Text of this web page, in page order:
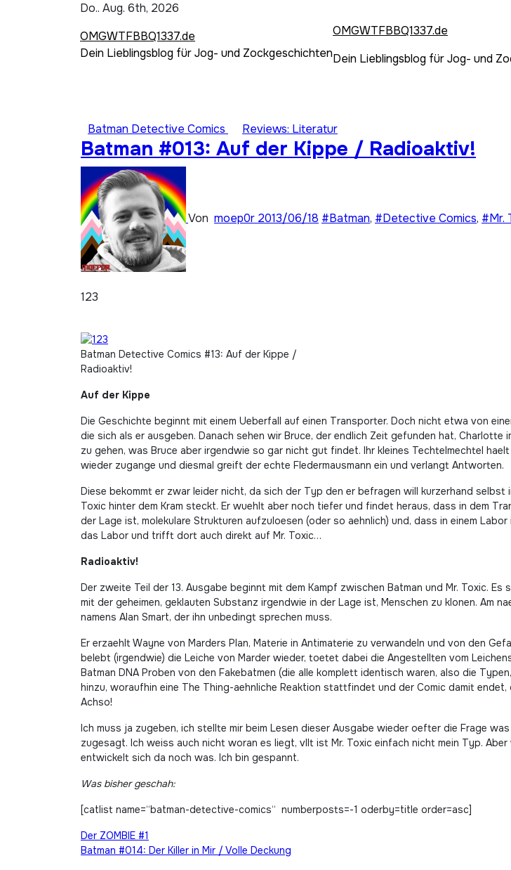
Do.. Aug. 6th, 2026
OMGWTFBBQ1337.de
Dein Lieblingsblog für Jog- und Zockgeschichten
OMGWTFBBQ1337.de
Dein Lieblingsblog für Jog- und
Batman Detective Comics Reviews: Literatur
Batman #013: Auf der Kippe / Radioaktiv!
Von moep0r 2013/06/18 #Batman, #Detective Comics, #Mr.
123
Batman Detective Comics #13: Auf der Kippe /
Radioaktiv!
Auf der Kippe
Die Geschichte beginnt mit einem Ueberfall auf einen Transporter. Doch nicht etwa von
die sich als er ausgeben. Danach sehen wir Bruce, der endlich Zeit gefunden hat, Charlotte
zu gehen, was Bruce aber irgendwie so gar nicht gut findet. Ihr kleines Techtelmechtel
wieder zugange und diesmal greift der echte Fledermausmann ein und verlangt Antworten.
Diese bekommt er zwar leider nicht, da sich der Typ den er befragen will kurzerhand
Toxic hinter dem Kram steckt. Er wuehlt aber noch tiefer und findet heraus, dass in dem
der Lage ist, molekulare Strukturen aufzuloesen (oder so aehnlich) und, dass in einem
das Labor und trifft dort auch direkt auf Mr. Toxic…
Radioaktiv!
Der zweite Teil der 13. Ausgabe beginnt mit dem Kampf zwischen Batman und Mr. Toxic.
mit der geheimen, geklauten Substanz irgendwie in der Lage ist, Menschen zu klonen. Am
namens Alan Smart, der ihn unbedingt sprechen muss.
Er erzaehlt Wayne von Marders Plan, Materie in Antimaterie zu verwandeln und von den
belebt (irgendwie) die Leiche von Marder wieder, toetet dabei die Angestellten vom
Batman DNA Proben von den Fakebatmen (die alle komplett identisch waren, also die
hinzu, woraufhin eine The Thing-aehnliche Reaktion stattfindet und der Comic damit
Achso!
Ich muss ja zugeben, ich stellte mir beim Lesen dieser Ausgabe wieder oefter die Frage
zugesagt. Ich weiss auch nicht woran es liegt, vllt ist Mr. Toxic einfach nicht mein Typ.
entwickelt sich da noch was. Ich bin gespannt.
Was bisher geschah:
[catlist name=“batman-detective-comics“ numberposts=-1 oderby=title order=asc]
Beitragsnavigation
Der ZOMBIE #1
Batman #014: Der Killer in Mir / Volle Deckung